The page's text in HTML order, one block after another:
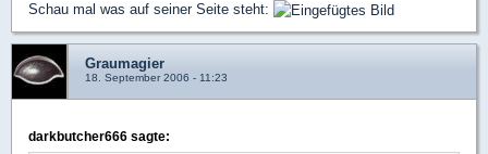
Schau mal was auf seiner Seite steht:
Graumagier
18. September 2006 - 11:23
darkbutcher666 sagte: